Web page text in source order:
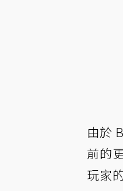
由於
前的
玩家